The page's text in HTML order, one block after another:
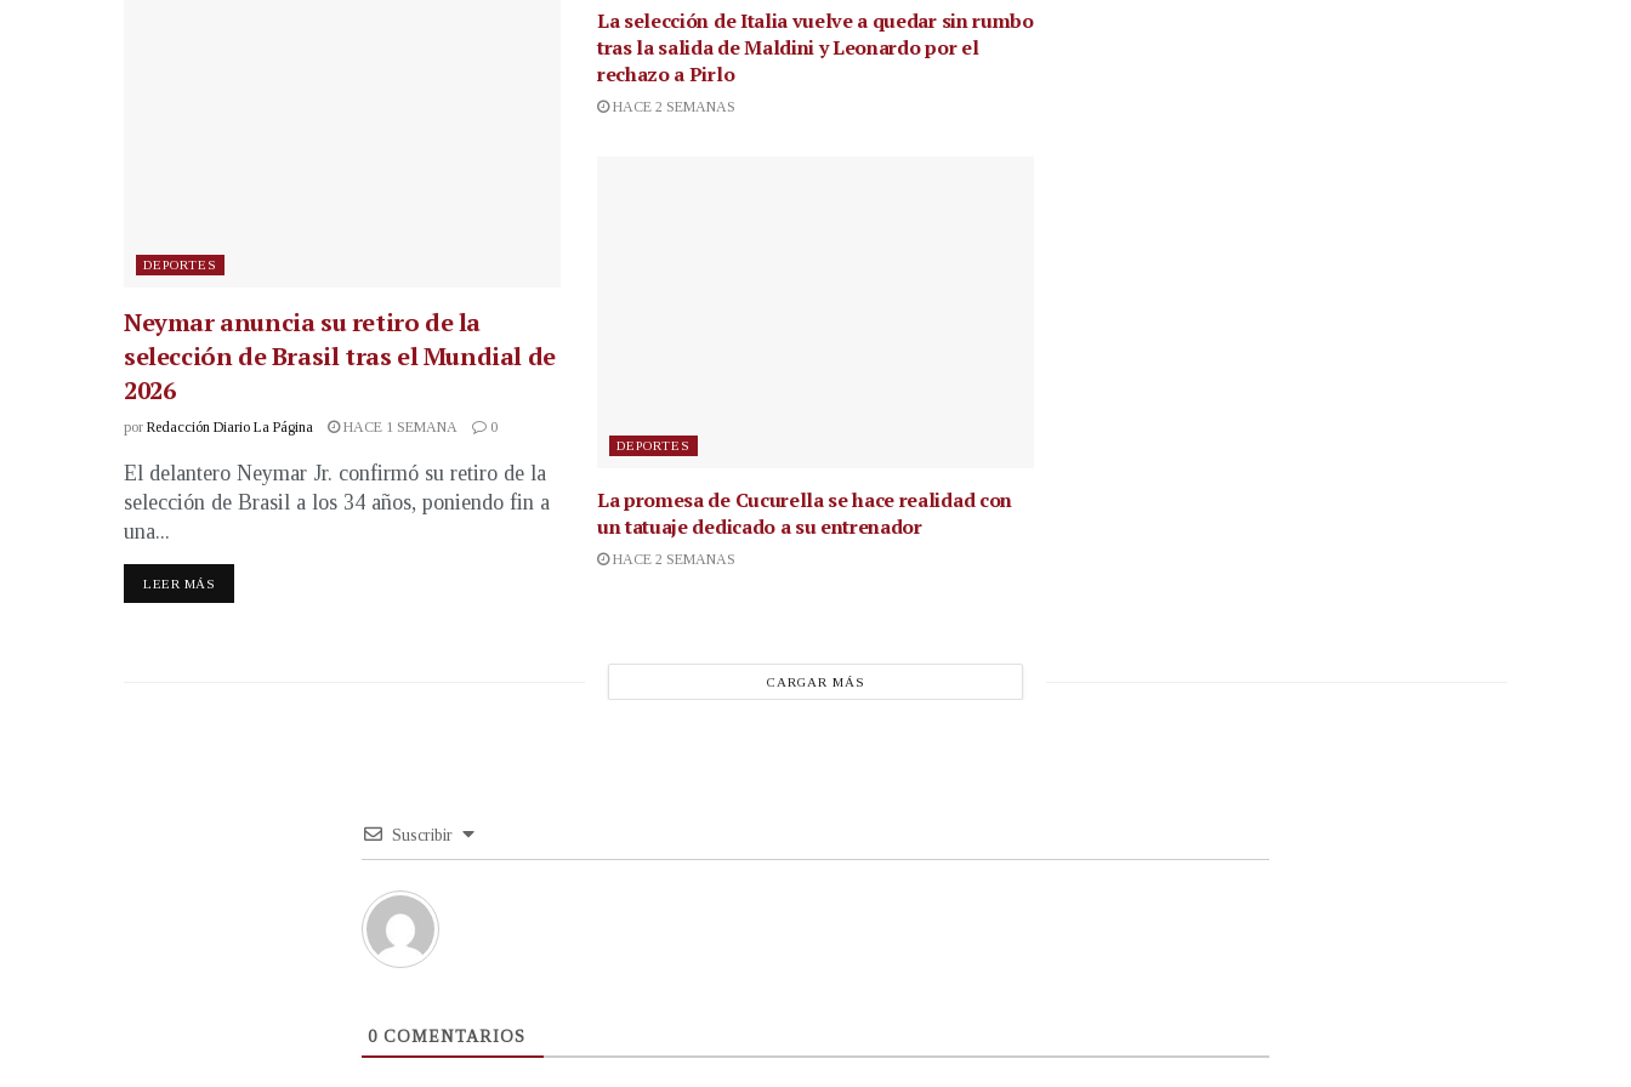
DEPORTES
Neymar anuncia su retiro de la
selección de Brasil tras el Mundial de
2026
por Redacción Diario La Página HACE 1 SEMANA 0
El delantero Neymar Jr. confirmó su retiro de la
selección de Brasil a los 34 años, poniendo fin a
una...
LEER MÁS
La selección de Italia vuelve a quedar sin rumbo
tras la salida de Maldini y Leonardo por el
rechazo a Pirlo
HACE 2 SEMANAS
DEPORTES
La promesa de Cucurella se hace realidad con
un tatuaje dedicado a su entrenador
HACE 2 SEMANAS
CARGAR MÁS
Suscribir
0 COMENTARIOS